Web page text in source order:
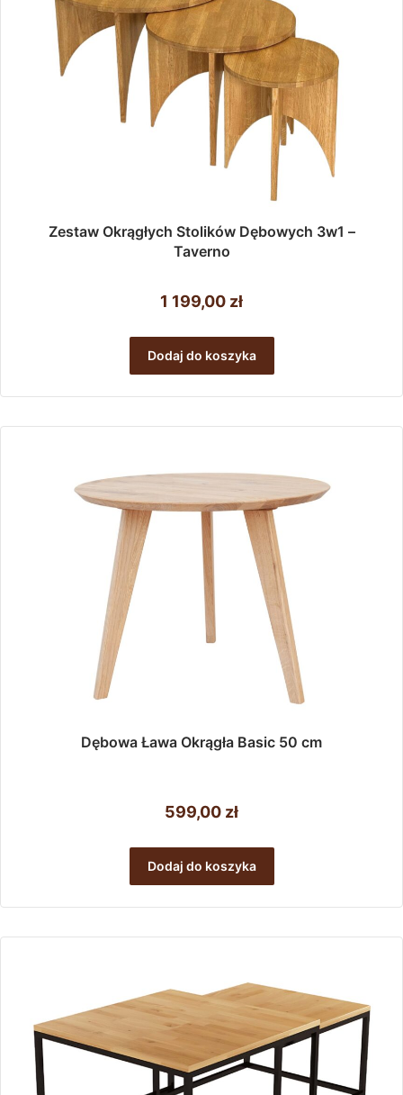
Zestaw Okrągłych Stolików Dębowych 3w1 –
Taverno
1 199,00 zł
Dodaj do koszyka
Dębowa Ława Okrągła Basic 50 cm
599,00 zł
Dodaj do koszyka